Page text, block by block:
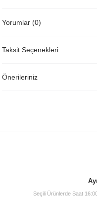
Yorumlar (0)
Taksit Seçenekleri
Önerileriniz
Seçili Ürünlerde Saat